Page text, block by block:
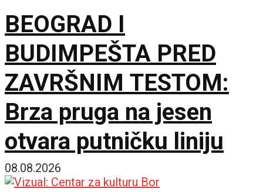
BEOGRAD I
BUDIMPEŠTA PRED
ZAVRŠNIM TESTOM:
Brza pruga na jesen
otvara putničku liniju
08.08.2026